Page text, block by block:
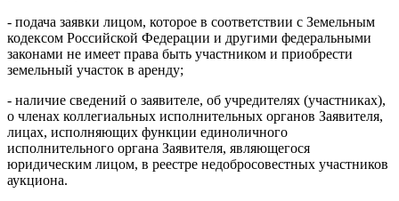
- подача заявки лицом, которое в соответствии с Земельным
кодексом Российской Федерации и другими федеральными
законами не имеет права быть участником и приобрести
земельный участок в аренду;
- наличие сведений о заявителе, об учредителях (участниках),
о членах коллегиальных исполнительных органов Заявителя,
лицах, исполняющих функции единоличного
исполнительного органа Заявителя, являющегося
юридическим лицом, в реестре недобросовестных участников
аукциона.